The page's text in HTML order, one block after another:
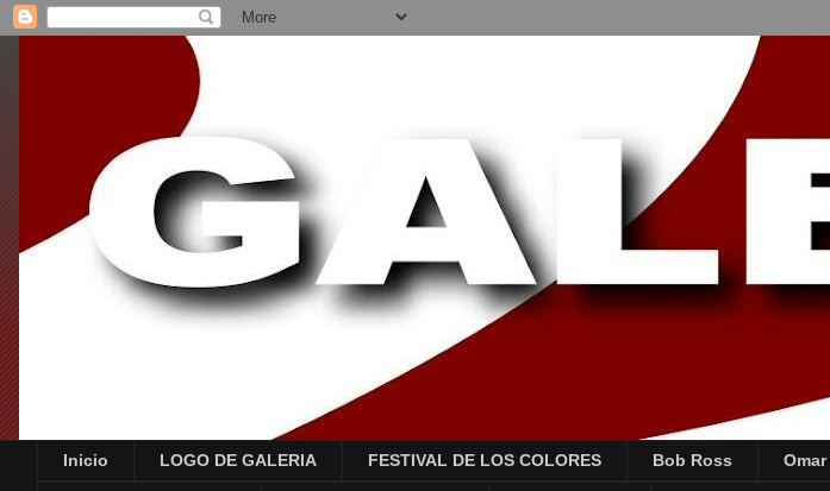
Inicio LOGO DE GALERIA FESTIVAL DE LOS COLORES Bob Ross